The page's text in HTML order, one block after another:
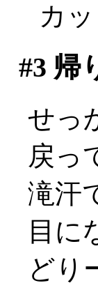
カ
#3 帰
せっ
戻っ
滝汗
目に
どり